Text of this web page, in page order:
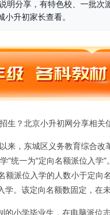
明分享，有特色校、一批次
升初家长查看。
生？北京小升初网分享相关
来，东城区义务教育综合
”统一为“定向名额派位入
额派位入学的人数小于定
。该定向名额数固定，在
小学毕业生，在电脑派位